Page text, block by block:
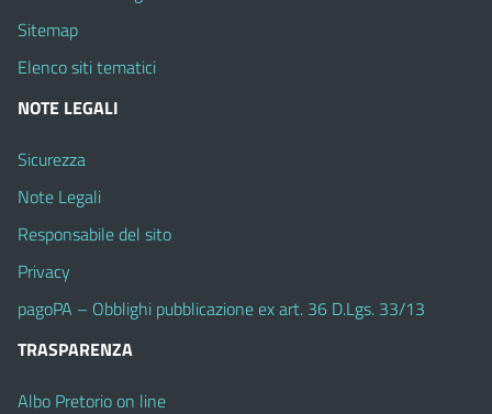
Sitemap
Elenco siti tematici
NOTE LEGALI
Sicurezza
Note Legali
Responsabile del sito
Privacy
pagoPA – Obblighi pubblicazione ex art. 36 D.Lgs. 33/13
TRASPARENZA
Albo Pretorio on line